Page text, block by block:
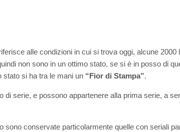
alle condizioni in cui si trova oggi, alcune 2000
non sono in un ottimo stato, se si è in posso di
stato si ha tra le mani un “Fior di Stampa”.
di serie, e possono appartenere alla prima serie, a
sono conservate particolarmente quelle con seriali